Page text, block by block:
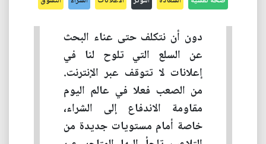
دون أن نتكلف حتى عناء البحث
عن السلع التي تلوح لنا في
إعلانات لا تتوقف عبر الإنترنت.
من الصعب فعلا في عالم اليوم
مقاومة الاندفاع إلى الشراء،
خاصة أمام مستويات جديدة من